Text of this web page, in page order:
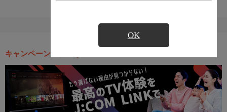
OK
キャンペーン・お得な情報